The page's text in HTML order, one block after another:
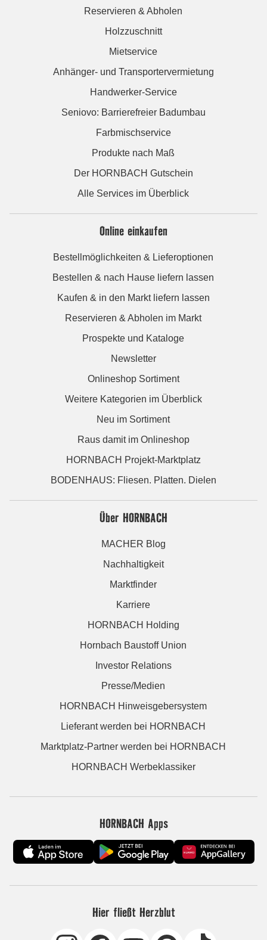
Reservieren & Abholen
Holzzuschnitt
Mietservice
Anhänger- und Transportervermietung
Handwerker-Service
Seniovo: Barrierefreier Badumbau
Farbmischservice
Produkte nach Maß
Der HORNBACH Gutschein
Alle Services im Überblick
Online einkaufen
Bestellmöglichkeiten & Lieferoptionen
Bestellen & nach Hause liefern lassen
Kaufen & in den Markt liefern lassen
Reservieren & Abholen im Markt
Prospekte und Kataloge
Newsletter
Onlineshop Sortiment
Weitere Kategorien im Überblick
Neu im Sortiment
Raus damit im Onlineshop
HORNBACH Projekt-Marktplatz
BODENHAUS: Fliesen. Platten. Dielen
Über HORNBACH
MACHER Blog
Nachhaltigkeit
Marktfinder
Karriere
HORNBACH Holding
Hornbach Baustoff Union
Investor Relations
Presse/Medien
HORNBACH Hinweisgebersystem
Lieferant werden bei HORNBACH
Marktplatz-Partner werden bei HORNBACH
HORNBACH Werbeklassiker
HORNBACH Apps
Hier fließt Herzblut